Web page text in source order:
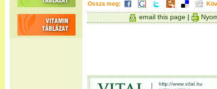
Ossza meg:
email this page |